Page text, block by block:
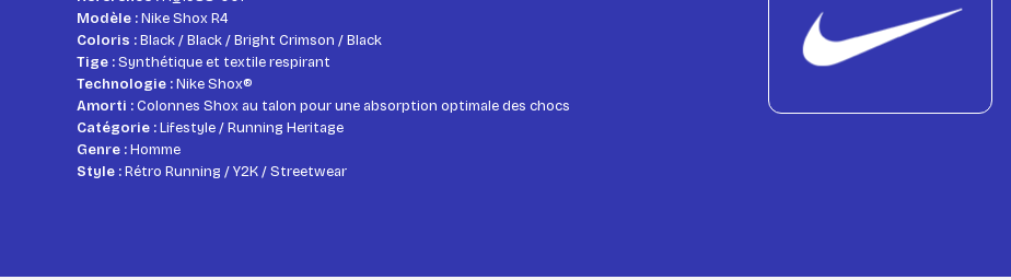
Modèle :Nike Shox R4
Coloris :Black / Black / Bright Crimson / Black
Tige :Synthétique et textile respirant
Technologie :Nike Shox®
Amorti :Colonnes Shox au talon pour une absorption optimale des chocs
Catégorie :Lifestyle / Running Heritage
Genre :Homme
Style :Rétro Running / Y2K / Streetwear